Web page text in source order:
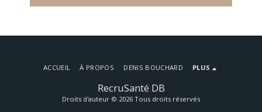
RecruSanté DB
Droits d'auteur © 2026 Tous droits réservés
ACCUEIL À PROPOS DENIS BOUCHARD PLUS